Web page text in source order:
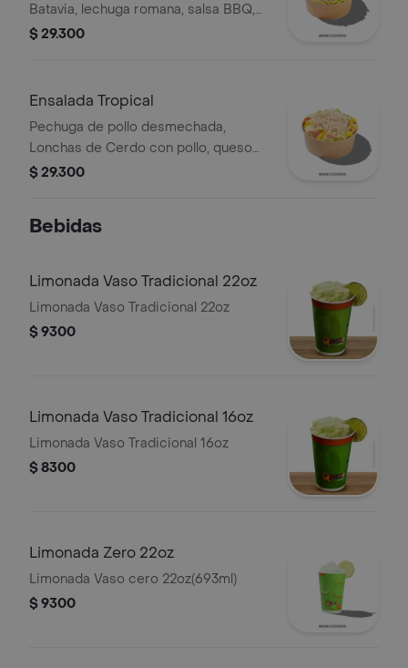
Batavia, lechuga romana, salsa BBQ,
tomate chonto, queso mozzarella,
$ 29.300
Ensalada Tropical
Pechuga de pollo desmechada,
Lonchas de Cerdo con pollo, queso
amarillo, piña calada, lechuga batavia y
$ 29.300
Bebidas
Limonada Vaso Tradicional 22oz
Limonada Vaso Tradicional 22oz
$ 9300
Limonada Vaso Tradicional 16oz
Limonada Vaso Tradicional 16oz
$ 8300
Limonada Zero 22oz
Limonada Vaso cero 22oz(693ml)
$ 9300